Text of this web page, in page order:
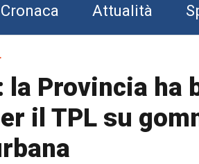
Cronaca Attualità
la Provincia ha
il TPL su